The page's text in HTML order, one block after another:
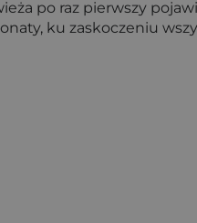
po raz pierwszy
ku zaskoczeniu